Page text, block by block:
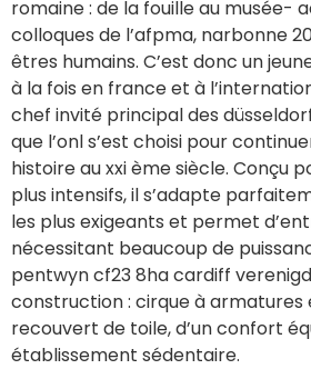
romaine : de la fouille au musée-
colloques de l’afpma, narbonne
êtres humains. C’est donc un
à la fois en france et à
chef invité principal des
que l’onl s’est choisi pour
histoire au xxi ème siècle. Conçu
plus intensifs, il s’adapte
les plus exigeants et permet
nécessitant beaucoup de
pentwyn cf23 8ha cardiff
construction : cirque à armatures
recouvert de toile, d’un confort
établissement sédentaire.